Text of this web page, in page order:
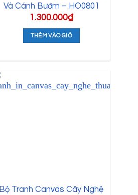
Và Cánh Bướm – HO0801
1.300.000₫
THÊM VÀO GIỎ
Bộ Tranh Canvas Cây Nghệ